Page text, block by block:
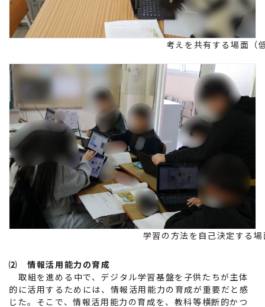
考えを共有する場面（
学習の方法を自己決定する
⑵ 情報活用能力の育成
取組を進める中で、デジタル学習基盤を子供たちが主体
的に活用するためには、情報活用能力の育成が重要だと感
じた。そこで、情報活用能力の育成を、教科等横断的かつ